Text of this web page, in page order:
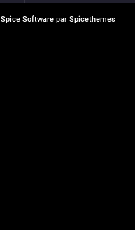
Spice Softwarepar Spicethemes